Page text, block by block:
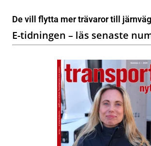
De vill flytta mer trävaror till järnväg
E-tidningen – läs senaste